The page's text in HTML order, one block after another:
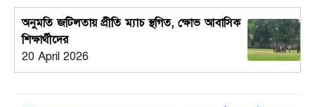
অনুমতি জটিলতায় প্রীতি ম্যাচ স্থগিত, ক্ষোভ আবাসিক
শিক্ষার্থীদের
20 April 2026